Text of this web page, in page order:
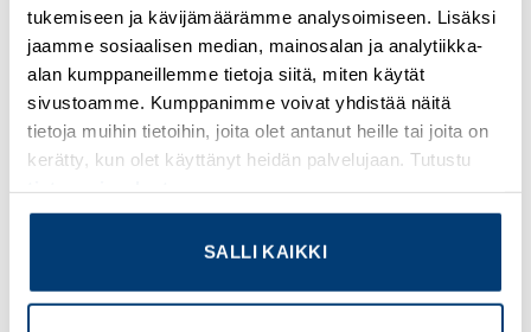
tukemiseen ja kävijämäärämme analysoimiseen. Lisäksi
jaamme sosiaalisen median, mainosalan ja analytiikka-
alan kumppaneillemme tietoja siitä, miten käytät
sivustoamme. Kumppanimme voivat yhdistää näitä
tietoja muihin tietoihin, joita olet antanut heille tai joita on
kerätty, kun olet käyttänyt heidän palvelujaan. Tutustu
SALLI KAIKKI
TUTUSTU MYÖS
wishlist